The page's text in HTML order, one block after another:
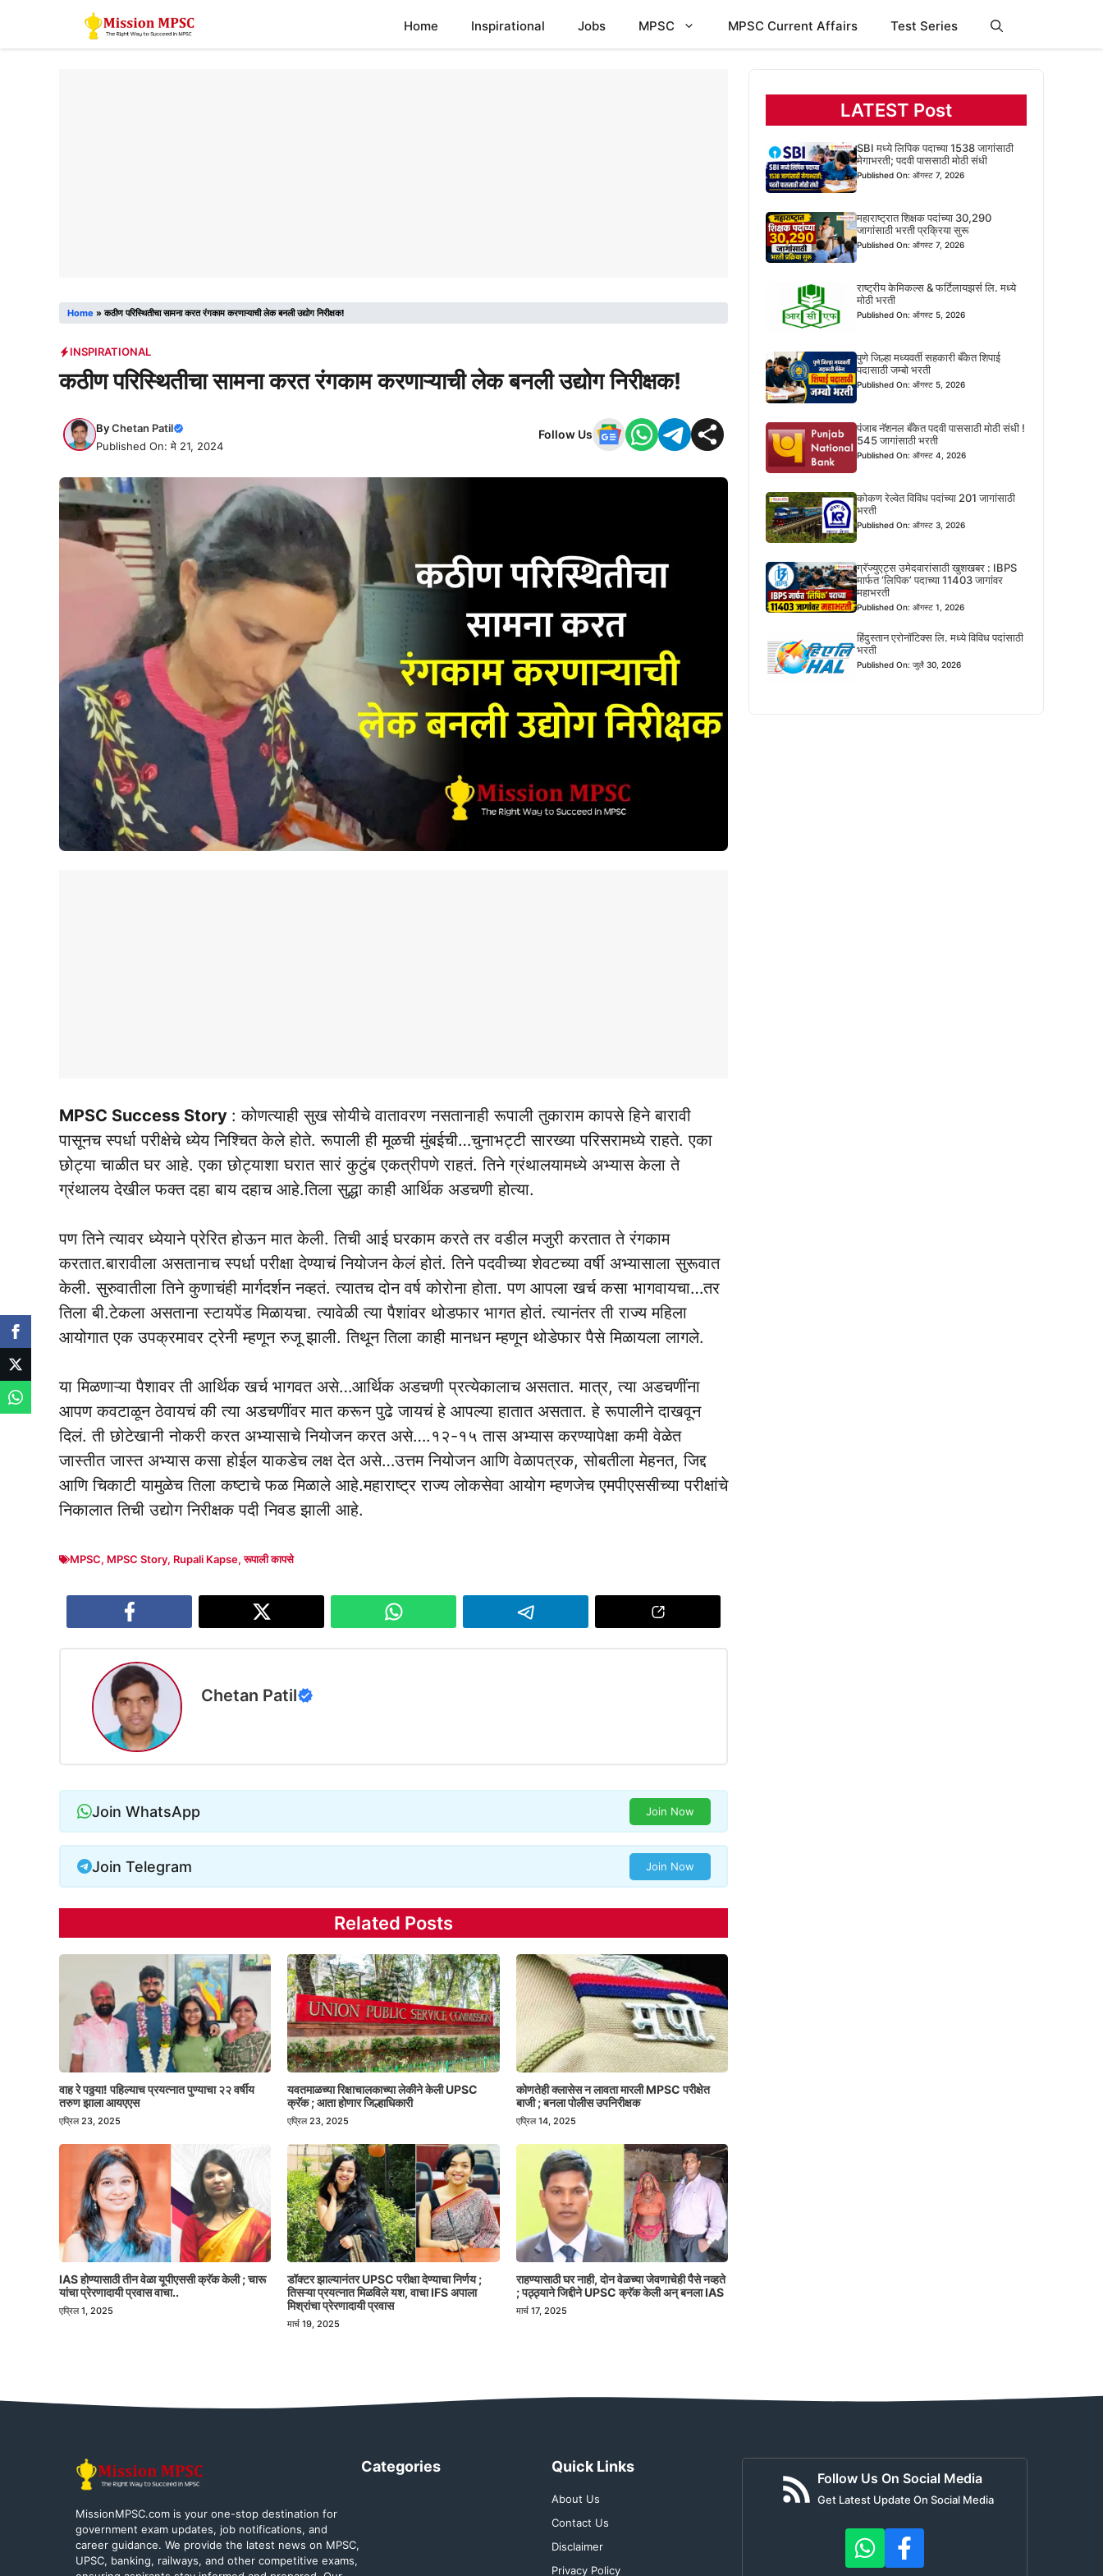
Home Inspirational Jobs MPSC MPSC Current Affairs Test Series
Home »कठीण परिस्थितीचा सामना करत रंगकाम करणाऱ्याची लेक बनली उद्योग निरीक्षक!
INSPIRATIONAL
कठीण परिस्थितीचा सामना करत रंगकाम करणाऱ्याची लेक बनली उद्योग निरीक्षक!
ByChetan Patil
Published On: मे 21, 2024
Follow Us
MPSC Success Story : कोणत्याही सुख सोयीचे वातावरण नसतानाही रूपाली तुकाराम कापसे हिने बारावी
पासूनच स्पर्धा परीक्षेचे ध्येय निश्चित केले होते. रूपाली ही मूळची मुंबईची…चुनाभट्टी सारख्या परिसरामध्ये राहते. एका
छोट्या चाळीत घर आहे. एका छोट्याशा घरात सारं कुटुंब एकत्रीपणे राहतं. तिने ग्रंथालयामध्ये अभ्यास केला ते
ग्रंथालय देखील फक्त दहा बाय दहाच आहे.तिला सुद्धा काही आर्थिक अडचणी होत्या.
पण तिने‌ त्यावर ध्येयाने प्रेरित होऊन मात केली. तिची आई घरकाम करते तर वडील मजुरी करतात ते रंगकाम
करतात.बारावीला असतानाच स्पर्धा परीक्षा देण्याचं नियोजन केलं होतं. तिने पदवीच्या शेवटच्या वर्षी अभ्यासाला सुरूवात
केली. सुरुवातीला तिने कुणाचंही मार्गदर्शन नव्हतं. त्यातच दोन वर्ष कोरोना होता. पण आपला खर्च कसा भागवायचा…तर
तिला बी.टेकला असताना स्टायपेंड मिळायचा. त्यावेळी त्या पैशांवर थोडफार भागत होतं. त्यानंतर ती राज्य महिला
आयोगात एक उपक्रमावर ट्रेनी म्हणून रुजू झाली. तिथून तिला काही मानधन म्हणून थोडेफार पैसे मिळायला लागले.
या मिळणाऱ्या पैशावर ती आर्थिक खर्च भागवत असे…आर्थिक अडचणी प्रत्येकालाच असतात. मात्र, त्या अडचणींना
आपण कवटाळून ठेवायचं की त्या अडचणींवर मात करून पुढे जायचं हे आपल्या हातात असतात. हे रूपालीने दाखवून
दिलं. ती छोटेखानी नोकरी करत अभ्यासाचे नियोजन करत असे….१२-१५ तास अभ्यास करण्यापेक्षा कमी वेळेत
जास्तीत जास्त अभ्यास कसा होईल याकडेच लक्ष देत असे…उत्तम नियोजन आणि वेळापत्रक, सोबतीला मेहनत, जिद्द
आणि चिकाटी यामुळेच तिला कष्टाचे फळ मिळाले आहे.महाराष्ट्र राज्य लोकसेवा आयोग म्हणजेच एमपीएससीच्या परीक्षांचे
निकालात तिची उद्योग निरीक्षक पदी निवड झाली आहे.
MPSC, MPSC Story, Rupali Kapse,रूपाली कापसे
Chetan Patil
Join WhatsApp Join Now
Join Telegram Join Now
Related Posts
वाह रे पठ्ठया! पहिल्याच प्रयत्नात पुण्याचा २२ वर्षीय
तरुण झाला आयएएस
एप्रिल 23, 2025
यवतमाळच्या रिक्षाचालकाच्या लेकीने केली UPSC
क्रॅक ; आता होणार जिल्हाधिकारी
एप्रिल 23, 2025
कोणतेही क्लासेस न लावता मारली MPSC परीक्षेत
बाजी ; बनला पोलीस उपनिरीक्षक
एप्रिल 14, 2025
IAS होण्यासाठी तीन वेळा यूपीएससी क्रॅक केली ; चारू
यांचा प्रेरणादायी प्रवास वाचा..
एप्रिल 1, 2025
डॉक्टर झाल्यानंतर UPSC परीक्षा देण्याचा निर्णय ;
तिसऱ्या प्रयत्नात मिळविले यश, वाचा IFS अपाला
मिश्रांचा प्रेरणादायी प्रवास
मार्च 19, 2025
राहण्यासाठी घर नाही, दोन वेळच्या जेवणाचेही पैसे नव्हते
; पठ्ठ्याने जिद्दीने UPSC क्रॅक केली अन् बनला IAS
मार्च 17, 2025
LATEST Post
SBI मध्ये लिपिक पदाच्या 1538 जागांसाठी
मेगाभरती; पदवी पाससाठी मोठी संधी
Published On: ऑगस्ट 7, 2026
महाराष्ट्रात शिक्षक पदांच्या 30,290
जागांसाठी भरती प्रक्रिया सुरू
Published On: ऑगस्ट 7, 2026
राष्ट्रीय केमिकल्स & फर्टिलायझर्स लि. मध्ये
मोठी भरती
Published On: ऑगस्ट 5, 2026
पुणे जिल्हा मध्यवर्ती सहकारी बँकेत शिपाई
पदासाठी जम्बो भरती
Published On: ऑगस्ट 5, 2026
पंजाब नॅशनल बँकेत पदवी पाससाठी मोठी संधी !
545 जागांसाठी भरती
Published On: ऑगस्ट 4, 2026
कोकण रेल्वेत विविध पदांच्या 201 जागांसाठी
भरती
Published On: ऑगस्ट 3, 2026
ग्रॅज्युएट्स उमेदवारांसाठी खुशखबर : IBPS
मार्फत ‘लिपिक’ पदाच्या 11403 जागांवर
महाभरती
Published On: ऑगस्ट 1, 2026
हिंदुस्तान एरोनॉटिक्स लि. मध्ये विविध पदांसाठी
भरती
Published On: जुलै 30, 2026
MissionMPSC.com is your one-stop destination for
government exam updates, job notifications, and
career guidance. We provide the latest news on MPSC,
UPSC, banking, railways, and other competitive exams,
Categories Quick Links
About Us
Contact Us
Disclaimer
Privacy Policy
Follow Us On Social Media
Get Latest Update On Social Media